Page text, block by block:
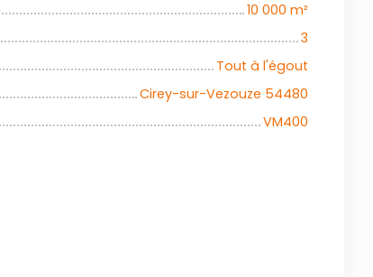
10 000 m²
3
Tout à l'égout
Cirey-sur-Vezouze 54480
VM400